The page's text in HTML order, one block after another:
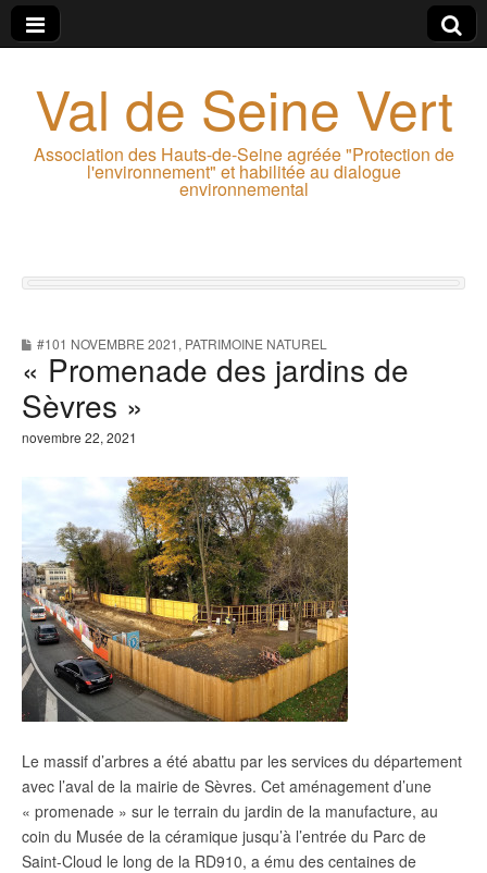
Val de Seine Vert
Association des Hauts-de-Seine agréée "Protection de
l'environnement" et habilitée au dialogue
environnemental
#101 NOVEMBRE 2021, PATRIMOINE NATUREL
« Promenade des jardins de
Sèvres »
novembre 22, 2021
Le massif d’arbres a été abattu par les services du département
avec l’aval de la mairie de Sèvres. Cet aménagement d’une
« promenade » sur le terrain du jardin de la manufacture, au
coin du Musée de la céramique jusqu’à l’entrée du Parc de
Saint-Cloud le long de la RD910, a ému des centaines de